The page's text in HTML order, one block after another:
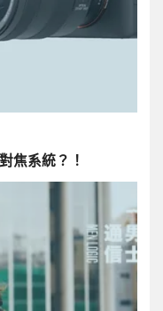
焦系統？！